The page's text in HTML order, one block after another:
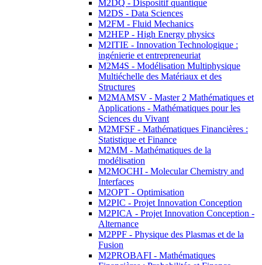
M2DQ - Dispositif quantique
M2DS - Data Sciences
M2FM - Fluid Mechanics
M2HEP - High Energy physics
M2ITIE - Innovation Technologique :
ingénierie et entrepreneuriat
M2M4S - Modélisation Multiphysique
Multiéchelle des Matériaux et des
Structures
M2MAMSV - Master 2 Mathématiques et
Applications - Mathématiques pour les
Sciences du Vivant
M2MFSF - Mathématiques Financières :
Statistique et Finance
M2MM - Mathématiques de la
modélisation
M2MOCHI - Molecular Chemistry and
Interfaces
M2OPT - Optimisation
M2PIC - Projet Innovation Conception
M2PICA - Projet Innovation Conception -
Alternance
M2PPF - Physique des Plasmas et de la
Fusion
M2PROBAFI - Mathématiques